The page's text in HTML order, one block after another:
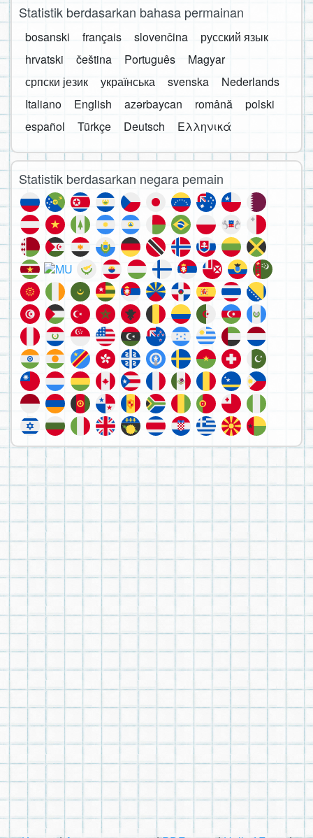
Statistik berdasarkan bahasa permainan
bosanski français slovenčina
русский язык
hrvatski
čeština Português
Magyar
српски језик
українська svenska
Nederlands
Italiano
English azərbaycan română
polski
español
Türkçe Deutsch Ελληνικά
Statistik berdasarkan negara pemain